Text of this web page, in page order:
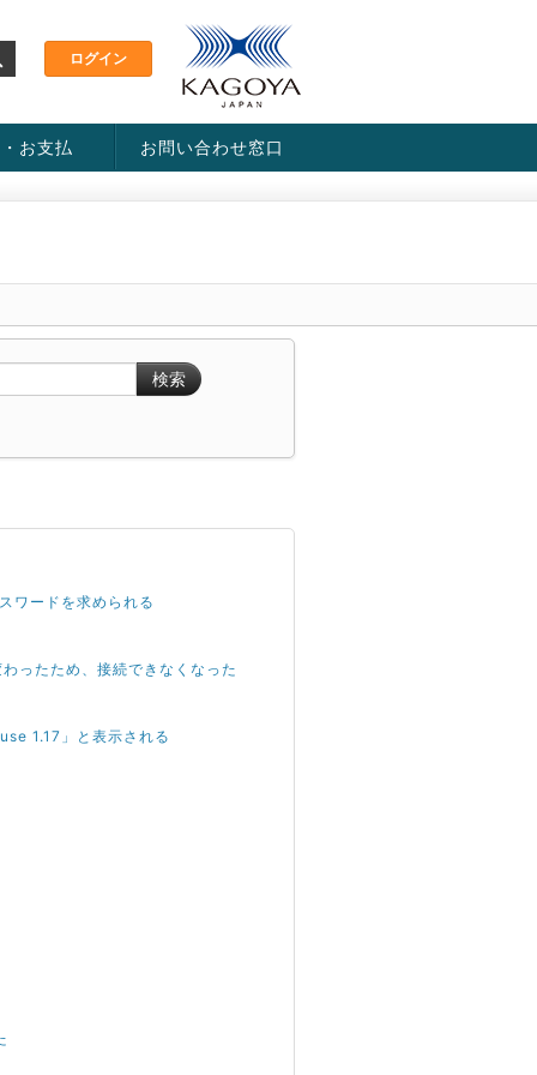
お支払 お問い合わせ窓口
検索
ードを求められる
たため、接続できなくなった
1.17」と表示される